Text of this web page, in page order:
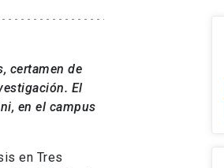
certamen de
El
en el campus
en Tres